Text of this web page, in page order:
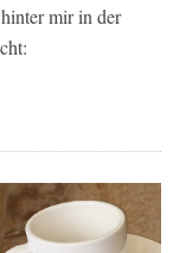
mir in der